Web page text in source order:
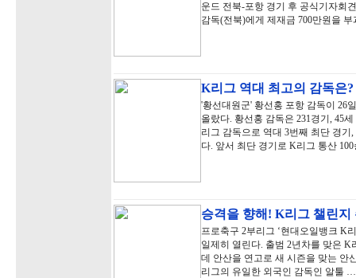
운드 전북-포항 경기 후 공식기자회
감독(전북)에게 제재금 700만원을
K리그 역대 최고의 감독은?
'황선대원군' 황선홍 포항 감독이 26
올랐다. 황선홍 감독은 231경기, 45
리그 감독으로 역대 3번째 최단 경
다. 앞서 최단 경기로 K리그 통산
승격을 향해! K리그 챌린
프로축구 2부리그 ‘현대오일뱅크 K
일제히 열린다. 출범 2년차를 맞은
데 안산을 연고로 새 시즌을 맞는 안
리그의 유일한 외국인 감독인 알툴 …